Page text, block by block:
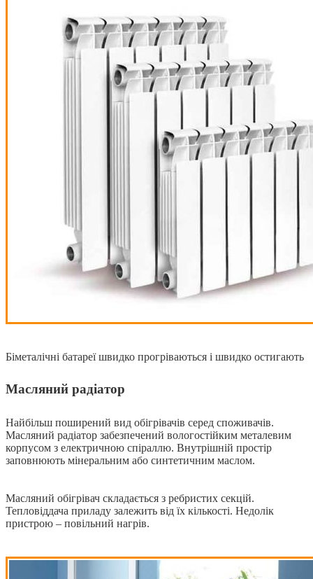
Біметалічні батареї швидко прогріваються і швидко остигають
Масляний радіатор
Найбільш поширений вид обігрівачів серед споживачів.
Масляний радіатор забезпечений вологостійким металевим
корпусом з електричною спіраллю. Внутрішній простір
заповнюють мінеральним або синтетичним маслом.
Масляний обігрівач складається з ребристих секцій.
Тепловіддача приладу залежить від їх кількості. Недолік
пристрою – повільний нагрів.